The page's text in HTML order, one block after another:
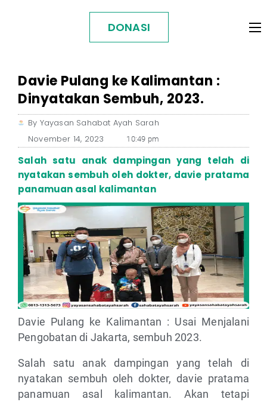
DONASI
Davie Pulang ke Kalimantan :
Dinyatakan Sembuh, 2023.
By Yayasan Sahabat Ayah Sarah
November 14, 2023
10:49 pm
Salah satu anak dampingan yang telah di
nyatakan sembuh oleh dokter, davie pratama
panamuan asal kalimantan
Davie Pulang ke Kalimantan : Usai Menjalani
Pengobatan di Jakarta, sembuh 2023.
Salah satu anak dampingan yang telah di
nyatakan sembuh oleh dokter, davie pratama
panamuan asal kalimantan. Akan tetapi